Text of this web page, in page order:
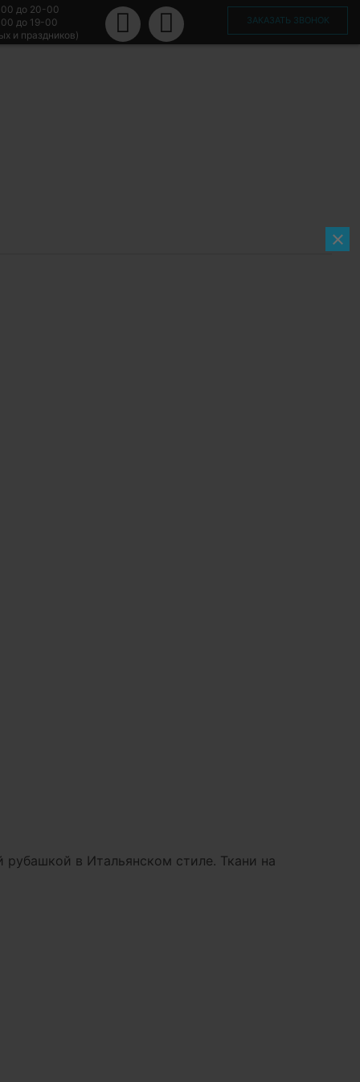
×
до 20-00
до 19-00
и праздников)
ЗАКАЗАТЬ ЗВОНОК
в Итальянском стиле. Ткани на